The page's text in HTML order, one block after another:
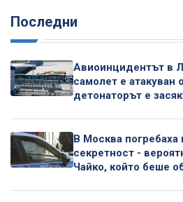
Последни
Авиоинцидентът в
самолет е атакуван
детонаторът е
В Москва погребаха
секретност -
Чайко, който беше